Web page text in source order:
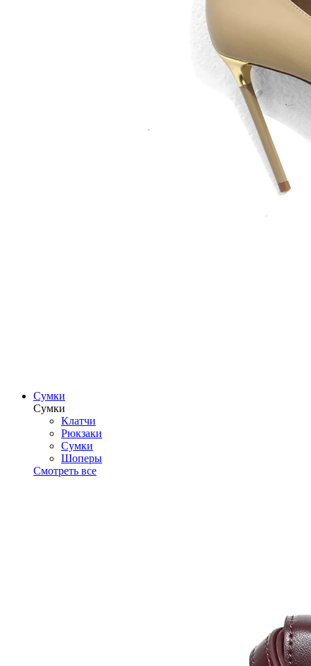
Сумки
Сумки
Клатчи
Рюкзаки
Сумки
Шоперы
Смотреть все